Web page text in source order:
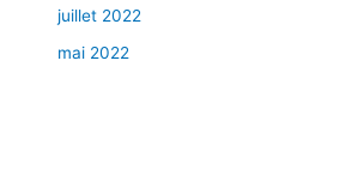
juillet 2022
mai 2022